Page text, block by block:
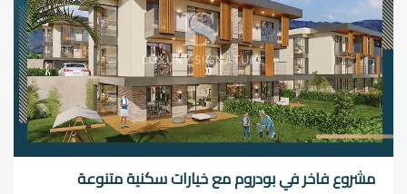
مشروع فاخر في بودروم مع خيارات سكنية متنوعة